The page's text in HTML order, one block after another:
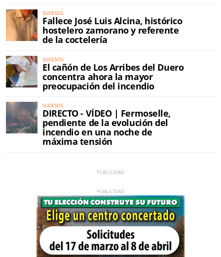
SUCESOS
Fallece José Luis Alcina, histórico
hostelero zamorano y referente
de la coctelería
SUCESOS
El cañón de Los Arribes del Duero
concentra ahora la mayor
preocupación del incendio
SUCESOS
DIRECTO - VÍDEO | Fermoselle,
pendiente de la evolución del
incendio en una noche de
máxima tensión